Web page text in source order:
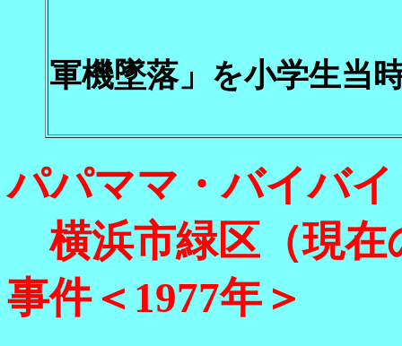
軍機墜落」を小学生当
パパママ・バイバイ
横浜市緑区（現在
事件＜1977年＞